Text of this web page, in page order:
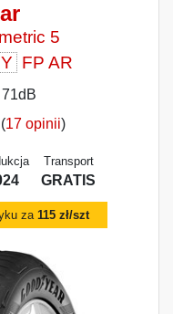
5
Y FP AR
71dB
(17 opinii)
Transport
GRATIS
za 115 zł/szt